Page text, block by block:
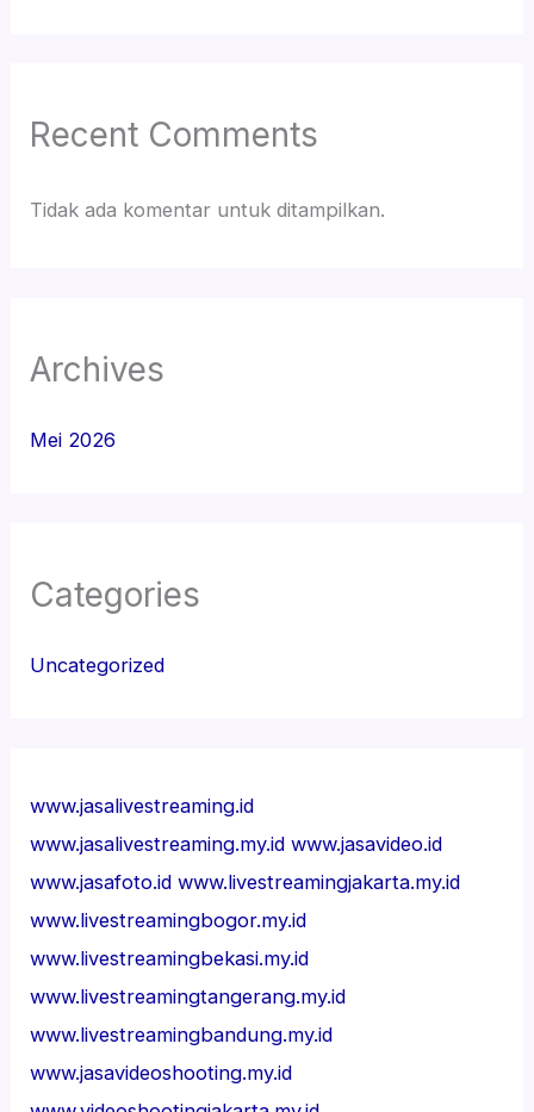
Recent Comments
Tidak ada komentar untuk ditampilkan.
Archives
Mei 2026
Categories
Uncategorized
www.jasalivestreaming.id
www.jasalivestreaming.my.id www.jasavideo.id
www.jasafoto.id www.livestreamingjakarta.my.id
www.livestreamingbogor.my.id
www.livestreamingbekasi.my.id
www.livestreamingtangerang.my.id
www.livestreamingbandung.my.id
www.jasavideoshooting.my.id